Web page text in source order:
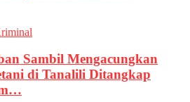
Sambil Mengacungkan
di Tanalili Ditangkap